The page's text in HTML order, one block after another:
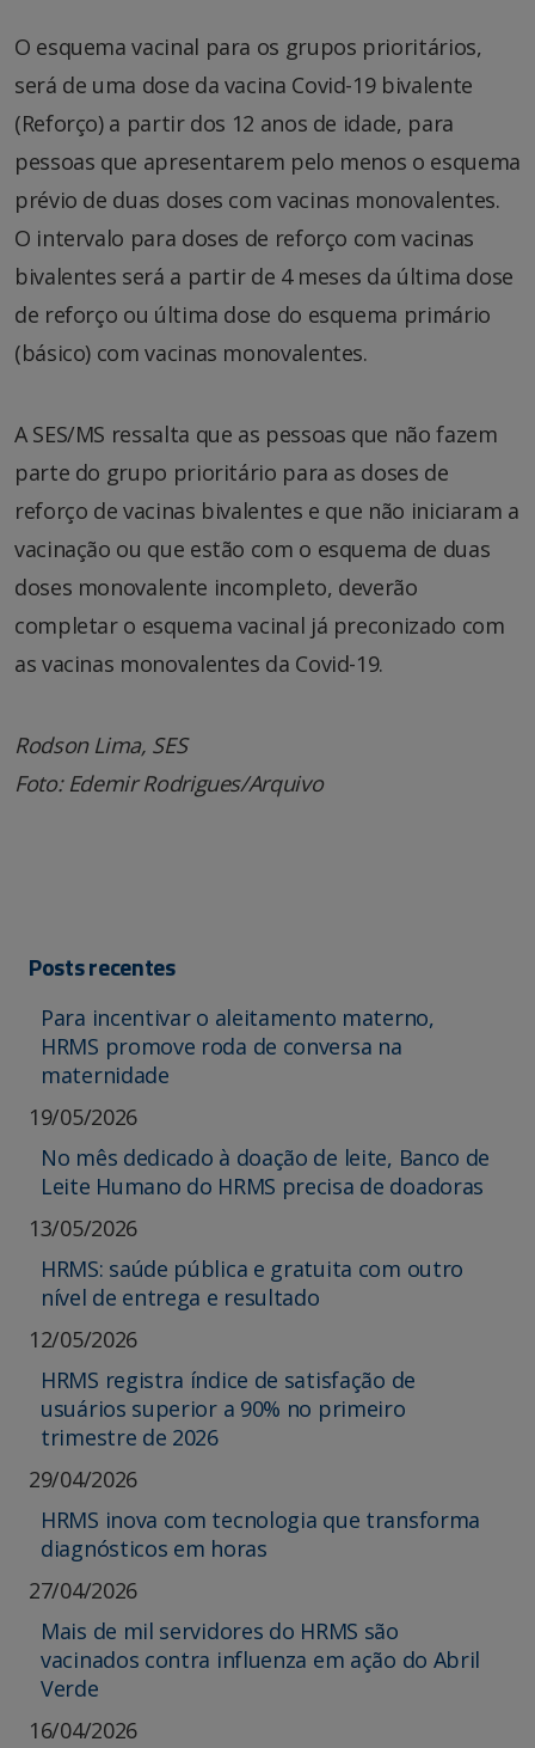
O esquema vacinal para os grupos prioritários,
será de uma dose da vacina Covid-19 bivalente
(Reforço) a partir dos 12 anos de idade, para
pessoas que apresentarem pelo menos o esquema
prévio de duas doses com vacinas monovalentes.
O intervalo para doses de reforço com vacinas
bivalentes será a partir de 4 meses da última dose
de reforço ou última dose do esquema primário
(básico) com vacinas monovalentes.
A SES/MS ressalta que as pessoas que não fazem
parte do grupo prioritário para as doses de
reforço de vacinas bivalentes e que não iniciaram a
vacinação ou que estão com o esquema de duas
doses monovalente incompleto, deverão
completar o esquema vacinal já preconizado com
as vacinas monovalentes da Covid-19.
Rodson Lima, SES
Foto: Edemir Rodrigues/Arquivo
Posts recentes
Para incentivar o aleitamento materno,
HRMS promove roda de conversa na
maternidade
19/05/2026
No mês dedicado à doação de leite, Banco de
Leite Humano do HRMS precisa de doadoras
13/05/2026
HRMS: saúde pública e gratuita com outro
nível de entrega e resultado
12/05/2026
HRMS registra índice de satisfação de
usuários superior a 90% no primeiro
trimestre de 2026
29/04/2026
HRMS inova com tecnologia que transforma
diagnósticos em horas
27/04/2026
Mais de mil servidores do HRMS são
vacinados contra influenza em ação do Abril
Verde
16/04/2026